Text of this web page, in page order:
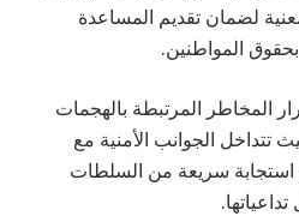
لضمان تقديم المساعدة
المواطنين.
المخاطر المرتبطة بالهجمات
تتداخل الجوانب الأمنية مع
استجابة سريعة من السلطات